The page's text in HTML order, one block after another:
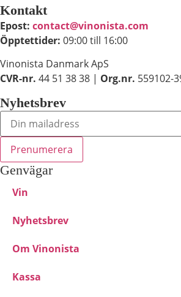
Kontakt
Epost: contact@vinonista.com
Öpptettider: 09:00 till 16:00
Vinonista Danmark ApS
CVR-nr. 44 51 38 38 | Org.nr. 559102-
Nyhetsbrev
Genvägar
Vin
Nyhetsbrev
Om Vinonista
Kassa